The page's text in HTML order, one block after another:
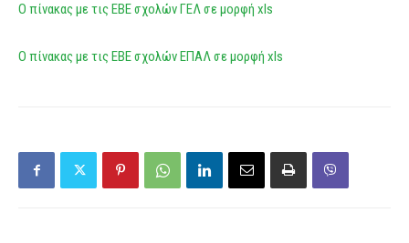
Ο πίνακας με τις ΕΒΕ σχολών ΓΕΛ σε μορφή xls
O πίνακας με τις ΕΒΕ σχολών ΕΠΑΛ σε μορφή xls